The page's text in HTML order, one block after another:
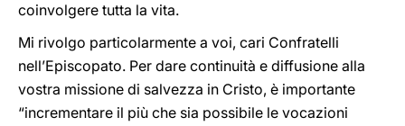
coinvolgere tutta la vita.
Mi rivolgo particolarmente a voi, cari Confratelli
nell’Episcopato. Per dare continuità e diffusione alla
vostra missione di salvezza in Cristo, è importante
“incrementare il più che sia possibile le vocazioni